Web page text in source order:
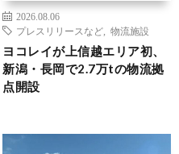
2026.08.06
プレスリリースなど
物流施設
ヨコレイが上信越エリア初、
新潟・長岡で2.7万tの物流拠
点開設